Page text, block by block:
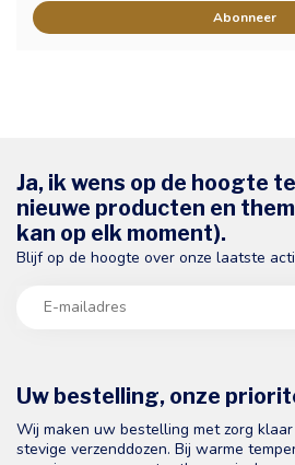
Abonneer
Uw bestelling, onze
Wij maken uw bestelling met zorg
stevige verzenddozen. Bij warme
Ja, ik wens op de hoogte
nieuwe producten en
kan op elk moment).
Blijf op de hoogte over onze laatste